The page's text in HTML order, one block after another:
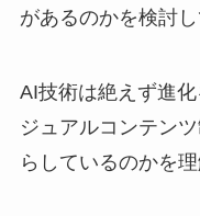
があるのかを検討し
AI技術は絶えず進
ジュアルコンテン
らしているのかを